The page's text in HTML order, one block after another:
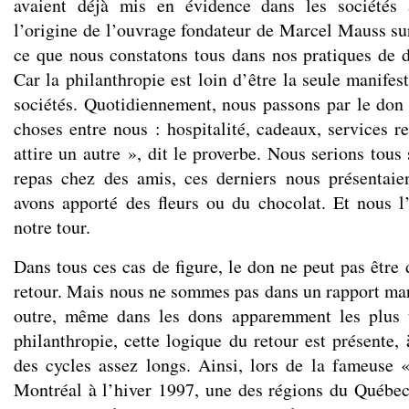
avaient déjà mis en évidence dans les sociétés
l’origine de l’ouvrage fondateur de Marcel Mauss
ce que nous constatons tous dans nos pratiques de
Car la philanthropie est loin d’être la seule
sociétés. Quotidiennement, nous passons par le
choses entre nous : hospitalité, cadeaux, services
attire un autre », dit le proverbe. Nous serions
repas chez des amis, ces derniers nous
avons apporté des fleurs ou du chocolat. Et nous
notre tour.
Dans tous ces cas de figure, le don ne peut pas être
retour. Mais nous ne sommes pas dans un rapport
outre, même dans les dons apparemment les
philanthropie, cette logique du retour est présente,
des cycles assez longs. Ainsi, lors de la fameuse
Montréal à l’hiver 1997, une des régions du